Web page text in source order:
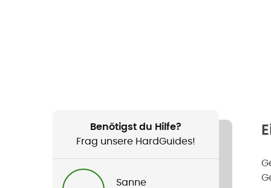
Benötigst du Hilfe?
Frag unsere HardGuides!
Sanne